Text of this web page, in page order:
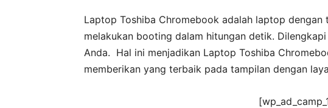
Laptop Toshiba Chromebook adalah laptop
melakukan booting dalam hitungan detik.
Anda. Hal ini menjadikan Laptop Toshiba
memberikan yang terbaik pada tampilan dengan